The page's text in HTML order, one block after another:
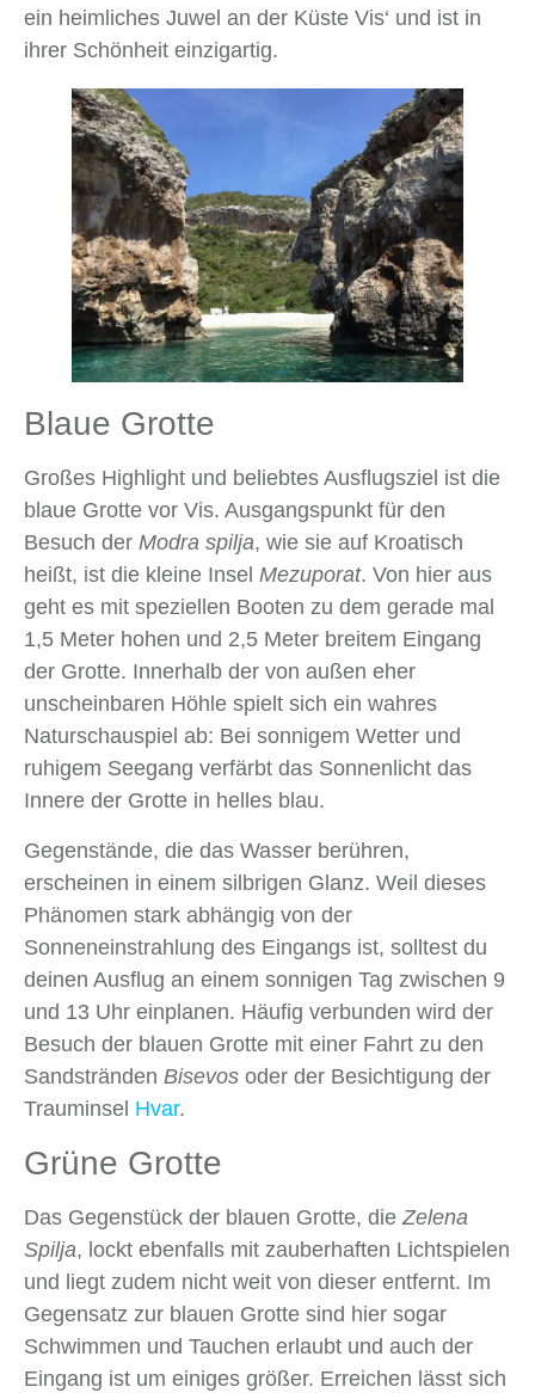
ein heimliches Juwel an der Küste Vis‘ und ist in
ihrer Schönheit einzigartig.
Blaue Grotte
Großes Highlight und beliebtes Ausflugsziel ist die
blaue Grotte vor Vis. Ausgangspunkt für den
Besuch der Modra spilja, wie sie auf Kroatisch
heißt, ist die kleine Insel Mezuporat. Von hier aus
geht es mit speziellen Booten zu dem gerade mal
1,5 Meter hohen und 2,5 Meter breitem Eingang
der Grotte. Innerhalb der von außen eher
unscheinbaren Höhle spielt sich ein wahres
Naturschauspiel ab: Bei sonnigem Wetter und
ruhigem Seegang verfärbt das Sonnenlicht das
Innere der Grotte in helles blau.
Gegenstände, die das Wasser berühren,
erscheinen in einem silbrigen Glanz. Weil dieses
Phänomen stark abhängig von der
Sonneneinstrahlung des Eingangs ist, solltest du
deinen Ausflug an einem sonnigen Tag zwischen 9
und 13 Uhr einplanen. Häufig verbunden wird der
Besuch der blauen Grotte mit einer Fahrt zu den
Sandstränden Bisevos oder der Besichtigung der
Trauminsel Hvar.
Grüne Grotte
Das Gegenstück der blauen Grotte, dieZelena
Spilja, lockt ebenfalls mit zauberhaften Lichtspielen
und liegt zudem nicht weit von dieser entfernt. Im
Gegensatz zur blauen Grotte sind hier sogar
Schwimmen und Tauchen erlaubt und auch der
Eingang ist um einiges größer. Erreichen lässt sich